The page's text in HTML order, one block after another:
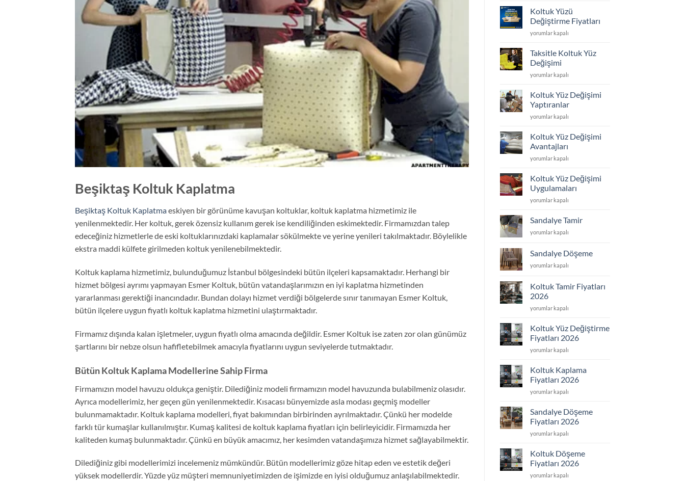
Beşiktaş Koltuk Kaplatma
Beşiktaş Koltuk Kaplatmaeskiyen bir görünüme kavuşan koltuklar, koltuk kaplatma hizmetimiz ile
yenilenmektedir. Her koltuk, gerek özensiz kullanım gerek ise kendiliğinden eskimektedir. Firmamızdan talep
edeceğiniz hizmetlerle de eski koltuklarınızdaki kaplamalar sökülmekte ve yerine yenileri takılmaktadır. Böylelikle
ekstra maddi külfete girilmeden koltuk yenilenebilmektedir.
Koltuk kaplama hizmetimiz, bulunduğumuz İstanbul bölgesindeki bütün ilçeleri kapsamaktadır. Herhangi bir
hizmet bölgesi ayrımı yapmayan Esmer Koltuk, bütün vatandaşlarımızın en iyi kaplatma hizmetinden
yararlanması gerektiği inancındadır. Bundan dolayı hizmet verdiği bölgelerde sınır tanımayan Esmer Koltuk,
bütün ilçelere uygun fiyatlı koltuk kaplatma hizmetini ulaştırmaktadır.
Firmamız dışında kalan işletmeler, uygun fiyatlı olma amacında değildir. Esmer Koltuk ise zaten zor olan günümüz
şartlarını bir nebze olsun hafifletebilmek amacıyla fiyatlarını uygun seviyelerde tutmaktadır.
Bütün Koltuk Kaplama Modellerine Sahip Firma
Firmamızın model havuzu oldukça geniştir. Dilediğiniz modeli firmamızın model havuzunda bulabilmeniz olasıdır.
Ayrıca modellerimiz, her geçen gün yenilenmektedir. Kısacası bünyemizde asla modası geçmiş modeller
bulunmamaktadır. Koltuk kaplama modelleri, fiyat bakımından birbirinden ayrılmaktadır. Çünkü her modelde
farklı tür kumaşlar kullanılmıştır. Kumaş kalitesi de koltuk kaplama fiyatları için belirleyicidir. Firmamızda her
kaliteden kumaş bulunmaktadır. Çünkü en büyük amacımız, her kesimden vatandaşımıza hizmet sağlayabilmektir.
Dilediğiniz gibi modellerimizi incelemeniz mümkündür. Bütün modellerimiz göze hitap eden ve estetik değeri
yüksek modellerdir. Yüzde yüz müşteri memnuniyetimizden de işimizde en iyisi olduğumuz anlaşılabilmektedir.
Döşeme
Yüz
Değişimi
Koltuk Yüzü
Değiştirme Fiyatları
Koltuk
Değiştirme
Fiyatları
için
yorumlar kapalı
Taksitle Koltuk Yüz
Değişimi
Taksitle
Yüz
için
yorumlar kapalı
Koltuk Yüz Değişimi
Yaptıranlar
Koltuk
Değişimi
için
yorumlar kapalı
Koltuk Yüz Değişimi
Avantajları
Koltuk
Değişimi
için
yorumlar kapalı
Koltuk Yüz Değişimi
Uygulamaları
Koltuk
Değişimi
Uygulamaları
için
yorumlar kapalı
Sandalye Tamir
Sandalye
yorumlar kapalı
Sandalye Döşeme
Sandalye
yorumlar kapalı
Koltuk Tamir Fiyatları
2026
Koltuk
Fiyatları
için
yorumlar kapalı
Koltuk Yüz Değiştirme
Fiyatları 2026
Koltuk
Değiştirme
2026
için
yorumlar kapalı
Koltuk Kaplama
Fiyatları 2026
Koltuk
Fiyatları
için
yorumlar kapalı
Sandalye Döşeme
Fiyatları 2026
Sandalye
Fiyatları
için
yorumlar kapalı
Koltuk Döşeme
Fiyatları 2026
Koltuk
yorumlar kapalı